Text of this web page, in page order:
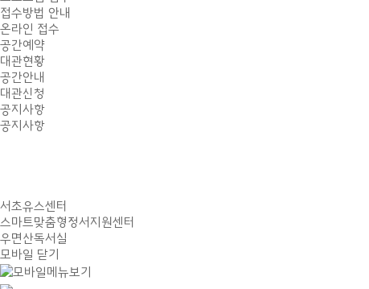
접수방법 안내
온라인 접수
공간예약
대관현황
공간안내
대관신청
공지사항
공지사항
서초유스센터
스마트맞춤형정서지원센터
우면산독서실
모바일 닫기